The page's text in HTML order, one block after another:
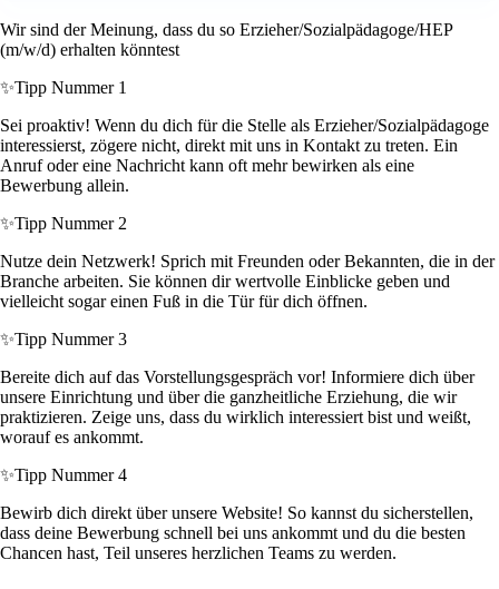
Wir sind der Meinung, dass du so Erzieher/Sozialpädagoge/HEP
(m/w/d) erhalten könntest
✨Tipp Nummer 1
Sei proaktiv! Wenn du dich für die Stelle als Erzieher/Sozialpädagoge
interessierst, zögere nicht, direkt mit uns in Kontakt zu treten. Ein
Anruf oder eine Nachricht kann oft mehr bewirken als eine
Bewerbung allein.
✨Tipp Nummer 2
Nutze dein Netzwerk! Sprich mit Freunden oder Bekannten, die in der
Branche arbeiten. Sie können dir wertvolle Einblicke geben und
vielleicht sogar einen Fuß in die Tür für dich öffnen.
✨Tipp Nummer 3
Bereite dich auf das Vorstellungsgespräch vor! Informiere dich über
unsere Einrichtung und über die ganzheitliche Erziehung, die wir
praktizieren. Zeige uns, dass du wirklich interessiert bist und weißt,
worauf es ankommt.
✨Tipp Nummer 4
Bewirb dich direkt über unsere Website! So kannst du sicherstellen,
dass deine Bewerbung schnell bei uns ankommt und du die besten
Chancen hast, Teil unseres herzlichen Teams zu werden.